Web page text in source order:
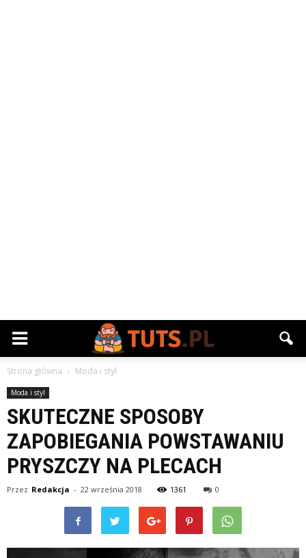
Strona główna Moda i styl
Moda i styl
SKUTECZNE SPOSOBY
ZAPOBIEGANIA POWSTAWANIU
PRYSZCZY NA PLECACH
Przez Redakcja - 22 września 2018 1361 0